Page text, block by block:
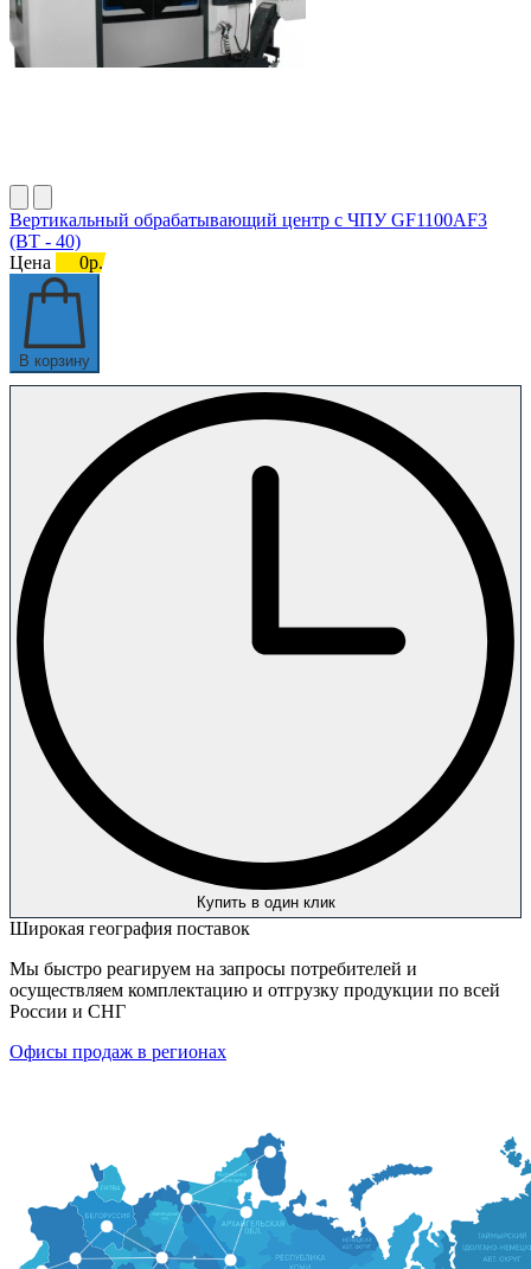
Вертикальный обрабатывающий центр с ЧПУ GF1100AF3
(BT - 40)
Цена
0р.
В корзину
Купить в один клик
Широкая география поставок
Мы быстро реагируем на запросы потребителей и
осуществляем комплектацию и отгрузку продукции по всей
России и СНГ
Офисы продаж в регионах